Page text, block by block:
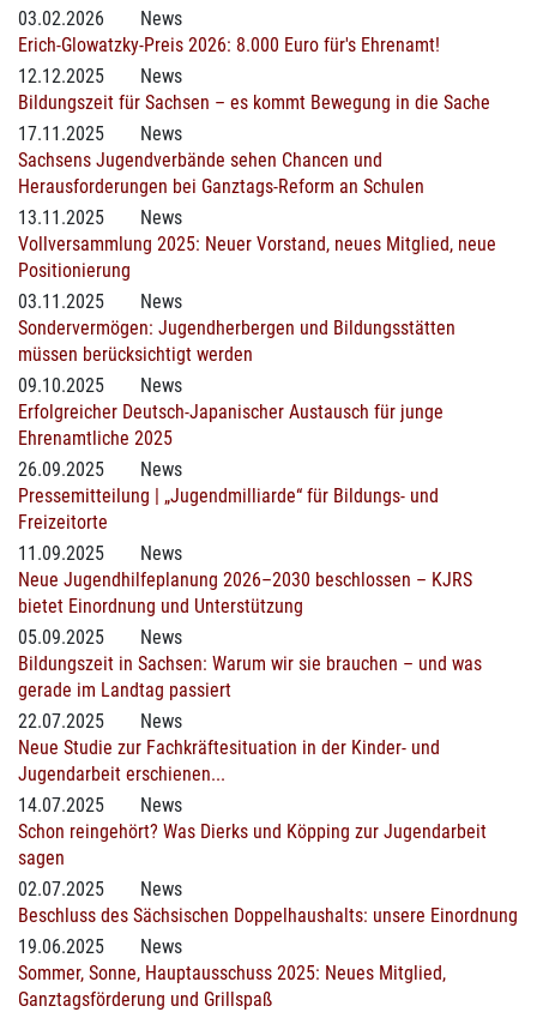
03.02.2026
News
Erich-Glowatzky-Preis 2026: 8.000 Euro für's Ehrenamt!
12.12.2025
News
Bildungszeit für Sachsen – es kommt Bewegung in die Sache
17.11.2025
News
Sachsens Jugendverbände sehen Chancen und
Herausforderungen bei Ganztags-Reform an Schulen
13.11.2025
News
Vollversammlung 2025: Neuer Vorstand, neues Mitglied, neue
Positionierung
03.11.2025
News
Sondervermögen: Jugendherbergen und Bildungsstätten
müssen berücksichtigt werden
09.10.2025
News
Erfolgreicher Deutsch-Japanischer Austausch für junge
Ehrenamtliche 2025
26.09.2025
News
Pressemitteilung | „Jugendmilliarde“ für Bildungs- und
Freizeitorte
11.09.2025
News
Neue Jugendhilfeplanung 2026–2030 beschlossen – KJRS
bietet Einordnung und Unterstützung
05.09.2025
News
Bildungszeit in Sachsen: Warum wir sie brauchen – und was
gerade im Landtag passiert
22.07.2025
News
Neue Studie zur Fachkräftesituation in der Kinder- und
Jugendarbeit erschienen...
14.07.2025
News
Schon reingehört? Was Dierks und Köpping zur Jugendarbeit
sagen
02.07.2025
News
Beschluss des Sächsischen Doppelhaushalts: unsere Einordnung
19.06.2025
News
Sommer, Sonne, Hauptausschuss 2025: Neues Mitglied,
Ganztagsförderung und Grillspaß